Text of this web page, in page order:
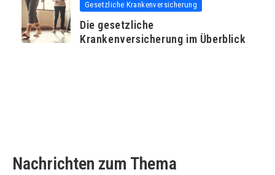
Gesetzliche Krankenversicherung
Die gesetzliche
Krankenversicherung im Überblick
Nachrichten zum Thema